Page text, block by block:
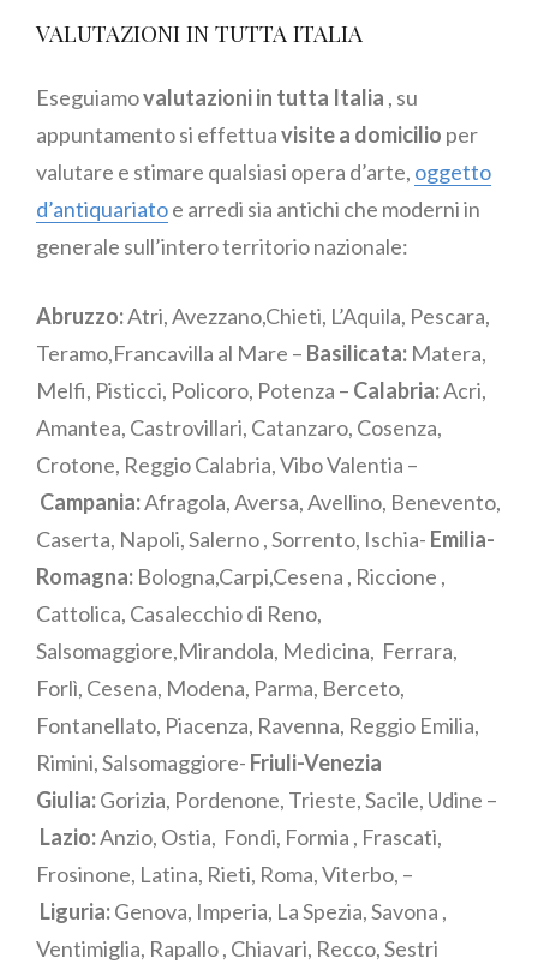
VALUTAZIONI IN TUTTA ITALIA
Eseguiamovalutazioni in tutta Italia , su
appuntamento si effettuavisite a domicilio per
valutare e stimare qualsiasi opera d’arte, oggetto
d’antiquariatoe arredi sia antichi che moderni in
generale sull’intero territorio nazionale:
Abruzzo:Atri, Avezzano,Chieti, L’Aquila, Pescara,
Teramo,Francavilla al Mare – Basilicata: Matera,
Melfi, Pisticci, Policoro, Potenza – Calabria:Acri,
Amantea, Castrovillari, Catanzaro, Cosenza,
Crotone, Reggio Calabria, Vibo Valentia –
Campania:Afragola, Aversa, Avellino, Benevento,
Caserta, Napoli, Salerno , Sorrento, Ischia- Emilia-
Romagna: Bologna,Carpi,Cesena , Riccione ,
Cattolica, Casalecchio di Reno,
Salsomaggiore,Mirandola, Medicina, Ferrara,
Forlì, Cesena, Modena, Parma, Berceto,
Fontanellato, Piacenza, Ravenna, Reggio Emilia,
Rimini, Salsomaggiore- Friuli-Venezia
Giulia:Gorizia, Pordenone, Trieste, Sacile, Udine –
Lazio:Anzio, Ostia, Fondi, Formia , Frascati,
Frosinone, Latina, Rieti, Roma, Viterbo, –
Liguria:Genova, Imperia, La Spezia, Savona ,
Ventimiglia, Rapallo , Chiavari, Recco, Sestri